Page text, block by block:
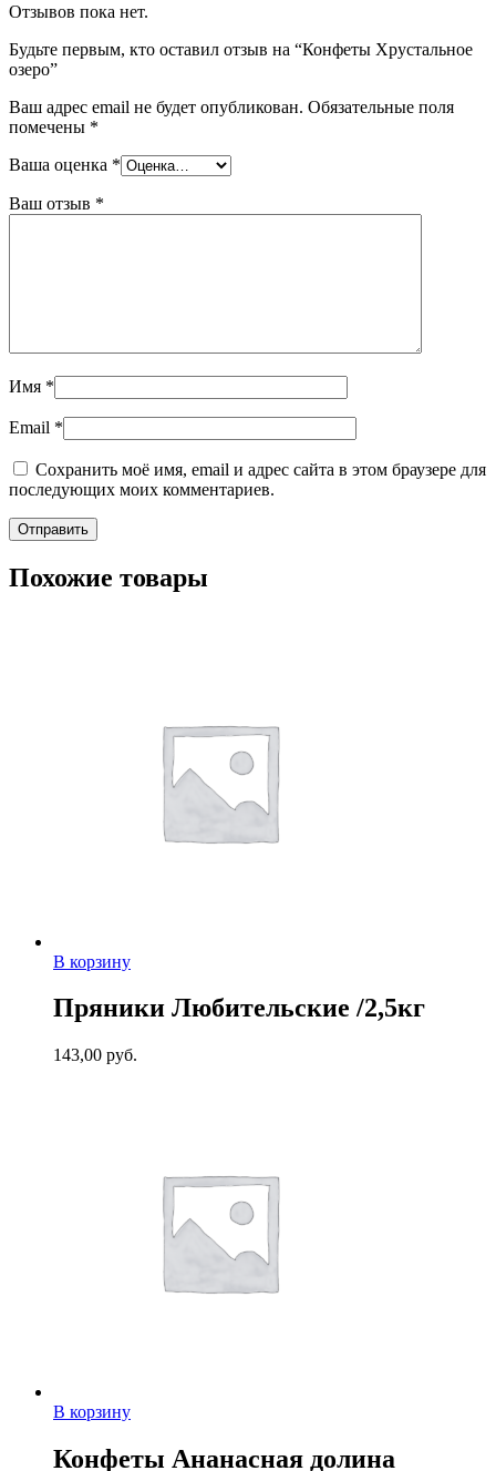
Отзывов пока нет.
Будьте первым, кто оставил отзыв на “Конфеты Хрустальное
озеро”
Ваш адрес email не будет опубликован. Обязательные поля
помечены *
Ваша оценка *
Ваш отзыв *
Имя *
Email *
Сохранить моё имя, email и адрес сайта в этом браузере для
последующих моих комментариев.
Похожие товары
В корзину
Пряники Любительские /2,5кг
143,00 руб.
В корзину
Конфеты Ананасная долина